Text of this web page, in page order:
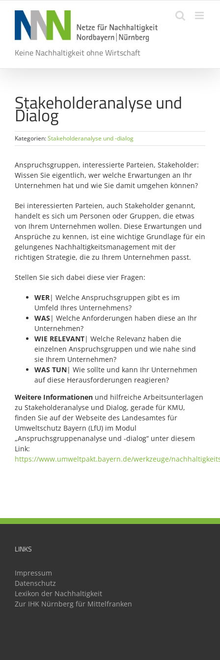
springen
Keine Nachhaltigkeit ohne Wirtschaft
Stakeholderanalyse und
Dialog
Kategorien:Stakeholderanalyse und -dialog
Anspruchsgruppen, interessierte Parteien, Stakeholder:
Wissen Sie eigentlich, wer welche Erwartungen an Ihr
Unternehmen hat und wie Sie damit umgehen können?
Bei interessierten Parteien, auch Stakeholder genannt,
handelt es sich um Personen oder Gruppen, die etwas
von Ihrem Unternehmen wollen. Diese Erwartungen und
Ansprüche zu kennen, ist eine wichtige Grundlage für ein
gelungenes Nachhaltigkeitsmanagement mit der
richtigen Strategie, die zu Ihrem Unternehmen passt.
Stellen Sie sich dabei diese vier Fragen:
WER| Welche Anspruchsgruppen gibt es im
Umfeld Ihres Unternehmens?
WAS | Welche Anforderungen haben diese an Ihr
Unternehmen?
WIE RELEVANT| Welche Relevanz haben die
einzelnen Anspruchsgruppen und wie nahe sind
sie Ihrem Unternehmen?
WAS TUN| Wie sollte und kann Ihr Unternehmen
auf diese Herausforderungen reagieren?
Weitere Informationen und hilfreiche Arbeitsunterlagen
zu Stakeholderanalyse und Dialog, gerade für KMU,
finden Sie auf der Webseite des Landesamtes für
Umweltschutz Bayern (LfU) im Modul
„Anspruchsgruppenanalyse und -dialog“ unter diesem
Link:
https://www.umweltpakt.bayern.de/werkzeuge/
LINKS
Impressum
Datenschutz
Lexikon der Nachhaltigkeit
Zur IHK Nürnberg für Mittelfranken